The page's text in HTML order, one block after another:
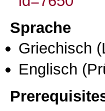
Sprache
Griechisch
Englisch